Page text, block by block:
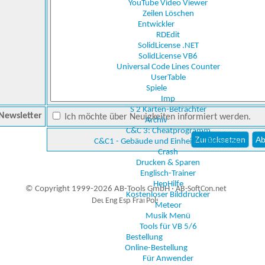
YouTube Video Viewer
Zeilen Löschen
Entwickler
RDEdit
SolidLicense .NET
SolidLicense VB6
Universal Code Lines Counter
UserTable
Spiele
Imp
S 2 Karten-Betrachter
Archiv
C&C 3: Cheatprogramm
C&C1 - Gebäude und Einheiten Betrachter
Crash
Drucken & Sparen
Englisch-Trainer
HepHilfe
Kostenloser Bilddrucker
Meteor
Musik Menü
Tools für VB 5/6
Bestellung
Online-Bestellung
Für Anwender
Newsletter Ich möchte über Neuigkeiten informiert werden.
© Copyright 1999-2026 AB-Tools GmbH ·AB-SoftCon.net
Auxiliary supplies